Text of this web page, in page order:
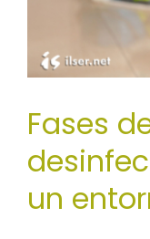
Fases
un